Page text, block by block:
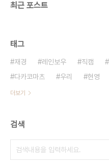
최근 포스트
태그
재경 레인보우 직캠
다카코마츠
우리 현영
더보기
검색